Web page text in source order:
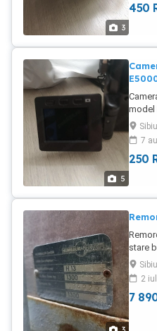
3
450
5
model
7
250
stare
primul
de
actele
2
7